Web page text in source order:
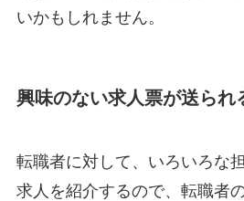
いかもしれません。
興味のない求人票が送られ
転職者に対して、いろいろな
求人を紹介するので、転職者